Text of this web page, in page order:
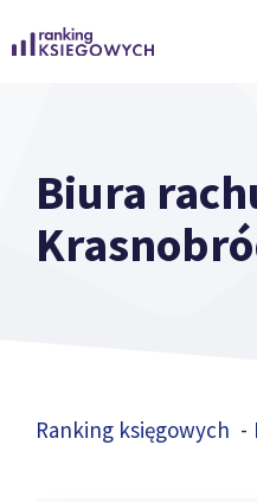
do
Biura
Ranking księgowych